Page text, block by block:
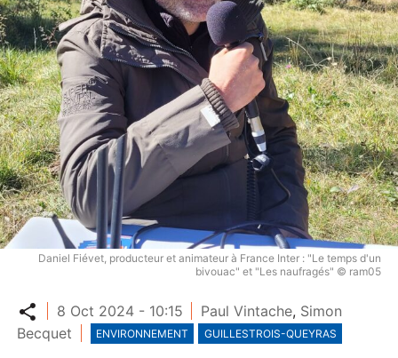
Daniel Fiévet, producteur et animateur à France Inter : "Le temps d'un
bivouac" et "Les naufragés" © ram05
Partager
8 Oct 2024 - 10:15 Paul Vintache, Simon
Becquet
ENVIRONNEMENT GUILLESTROIS-QUEYRAS